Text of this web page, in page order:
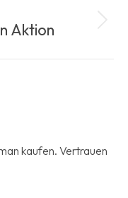
Aktion
kaufen. Vertrauen